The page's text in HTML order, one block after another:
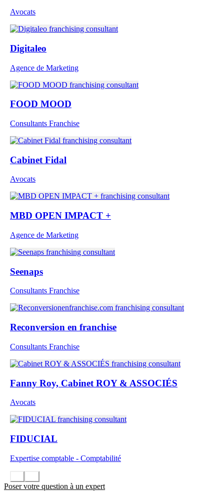
Avocats
Digitaleo
Agence de Marketing
FOOD MOOD
Consultants Franchise
Cabinet Fidal
Avocats
MBD OPEN IMPACT +
Agence de Marketing
Seenaps
Consultants Franchise
Reconversion en franchise
Consultants Franchise
Fanny Roy, Cabinet ROY & ASSOCIÉS
Avocats
FIDUCIAL
Expertise comptable - Comptabilité
Poser votre question à un expert